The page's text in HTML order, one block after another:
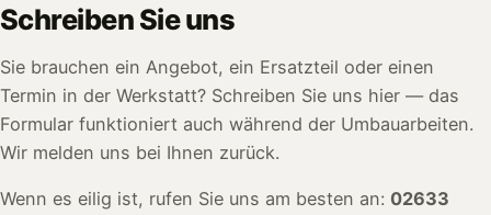
Schreiben Sie uns
Sie brauchen ein Angebot, ein Ersatzteil oder einen
Termin in der Werkstatt? Schreiben Sie uns hier — das
Formular funktioniert auch während der Umbauarbeiten.
Wir melden uns bei Ihnen zurück.
Wenn es eilig ist, rufen Sie uns am besten an: 02633